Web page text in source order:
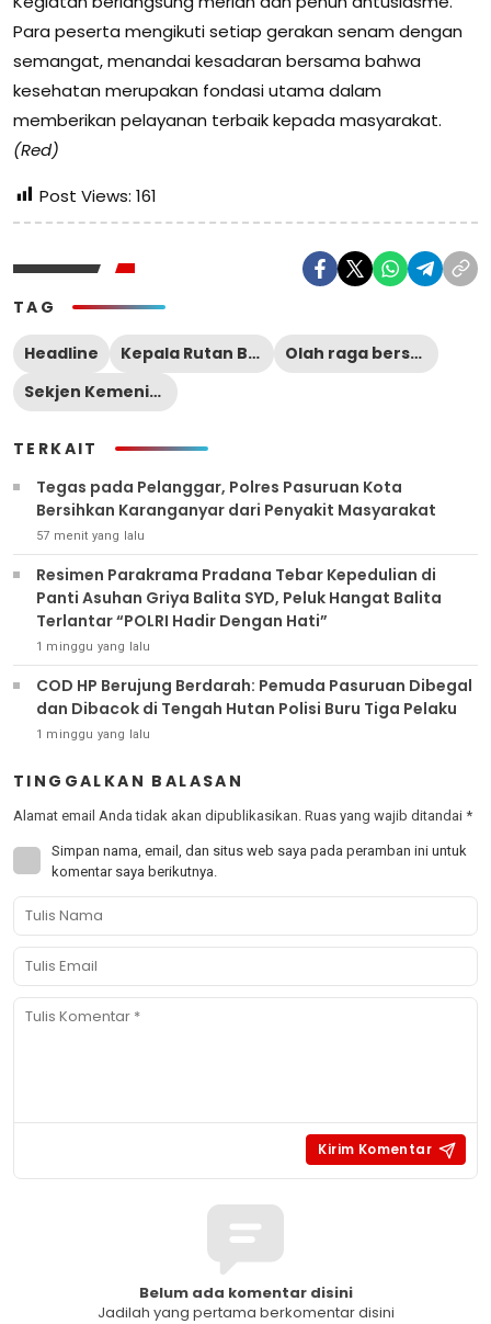
Para peserta mengikuti setiap gerakan senam dengan
semangat, menandai kesadaran bersama bahwa
kesehatan merupakan fondasi utama dalam
memberikan pelayanan terbaik kepada masyarakat.
(Red)
Post Views: 161
TAG
Headline Kepala Rutan Bangil
Olah raga bersama
Sekjen Kemenimipas
TERKAIT
‎Tegas pada Pelanggar, Polres Pasuruan Kota
Bersihkan Karanganyar dari Penyakit Masyarakat
57 menit yang lalu
Resimen Parakrama Pradana Tebar Kepedulian di
Panti Asuhan Griya Balita SYD, Peluk Hangat Balita
Terlantar “POLRI Hadir Dengan Hati”
1 minggu yang lalu
COD HP Berujung Berdarah: Pemuda Pasuruan Dibegal
dan Dibacok di Tengah Hutan Polisi Buru Tiga Pelaku
1 minggu yang lalu
TINGGALKAN BALASAN
Alamat email Anda tidak akan dipublikasikan. Ruas yang wajib ditandai *
Simpan nama, email, dan situs web saya pada peramban ini untuk
komentar saya berikutnya.
Belum ada komentar disini
Jadilah yang pertama berkomentar disini